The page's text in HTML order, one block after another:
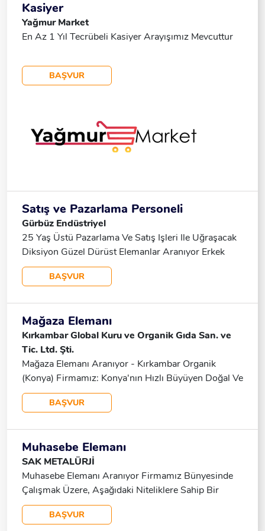
Kasiyer
Yağmur Market
En Az 1 Yıl Tecrübeli Kasiyer Arayışımız Mevcuttur
BAŞVUR
Satış ve Pazarlama Personeli
Gürbüz Endüstriyel
25 Yaş Üstü Pazarlama Ve Satış Işleri Ile Uğraşacak
Diksiyon Güzel Dürüst Elemanlar Aranıyor Erkek
Kadın Fark Etmez 📞 553 879 48 31
BAŞVUR
Mağaza Elemanı
Kırkambar Global Kuru ve Organik Gıda San. ve
Tic. Ltd. Şti.
Mağaza Elemanı Aranıyor - Kırkambar Organik
(Konya) Firmamız: Konya'nın Hızlı Büyüyen Doğal Ve
Organik Ürünler Mağazalarından Biri Olan Kırkambar
Organik, Ekibimize Katılacak Tam Zamanlı Mağaza
Çalışmasına Yatkın Müşteri Odaklı Perakende
Sektöründe Kariyer Hedefi Olan İş Tanımı: Mağazanın
Depo, Raf Düzeni Ve Temizliğini Sağlamak Ürünlerin
Standartlara Uygun Şekilde Yerleşimini Yapmak
Mağaza Kasası Ile Ilgili Işlemleri Gerçekleştirmek
Ürünlerle Ilgili Bilgi Edinmek Ve Müşteri Taleplerine
BAŞVUR
Muhasebe Elemanı
SAK METALÜRJİ
Muhasebe Elemanı Aranıyor Firmamız Bünyesinde
Çalışmak Üzere, Aşağıdaki Niteliklere Sahip Bir
Muhasebe Elemanı Arıyoruz: Görev Tanımı: Ön
Muhasebe Işlemlerini Yürütmek Dökümcü
BAŞVUR